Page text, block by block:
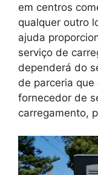
em centros
qualquer outro
ajuda
serviço de
dependerá do
de parceria
fornecedor de
carregamento,